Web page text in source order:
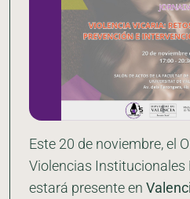
Este 20 de noviembre, el
Violencias Institucionales
estará presente en